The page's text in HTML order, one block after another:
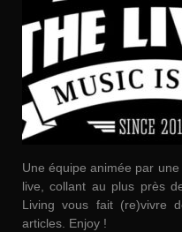
Une équipe animée par
live, collant au plus près
Living vous fait (re)vivre
articles. Enjoy !